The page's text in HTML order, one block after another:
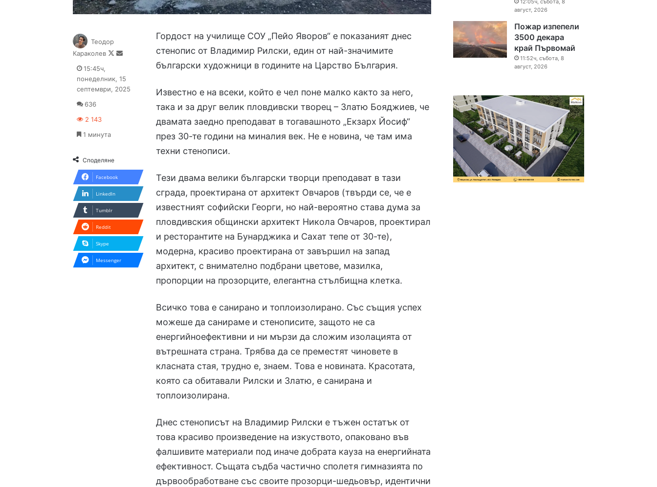
Гордост на училище СОУ „Пейо Яворов“ е показаният днес
стенопис от Владимир Рилски, един от най-значимите
български художници в годините на Царство България.
Известно е на всеки, който е чел поне малко както за него,
така и за друг велик пловдивски творец – Златю Бояджиев, че
двамата заедно преподават в тогавашното „Екзарх Йосиф“
през 30-те години на миналия век. Не е новина, че там има
техни стенописи.
Тези двама велики български творци преподават в тази
сграда, проектирана от архитект Овчаров (твърди се, че е
известният софийски Георги, но най-вероятно става дума за
пловдивския общински архитект Никола Овчаров, проектирал
и ресторантите на Бунарджика и Сахат тепе от 30-те),
модерна, красиво проектирана от завършил на запад
архитект, с внимателно подбрани цветове, мазилка,
пропорции на прозорците, елегантна стълбищна клетка.
Всичко това е санирано и топлоизолирано. Със същия успех
можеше да санираме и стенописите, защото не са
енергийноефективни и ни мързи да сложим изолацията от
вътрешната страна. Трябва да се преместят чиновете в
класната стая, трудно е, знаем. Това е новината. Красотата,
която са обитавали Рилски и Златю, е санирана и
топлоизолирана.
Днес стенописът на Владимир Рилски е тъжен остатък от
това красиво произведение на изкуството, опаковано във
фалшивите материали под иначе добрата кауза на енергийната
ефективност. Същата съдба частично сполетя гимназията по
дървообработване със своите прозорци-шедьовър, идентични
Теодор
Караколев
Follow
Send
15:45ч,
понеделник, 15
септември, 2025
636
2 143
1 минута
Споделяне
Facebook
LinkedIn
Tumblr
Reddit
Skype
Messenger
12:05ч, събота, 8
август, 2026
Пожар изпепели
3500 декара
край Първомай
11:52ч, събота, 8
август, 2026